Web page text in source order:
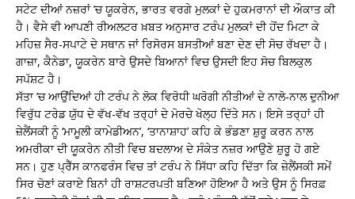
ਸਟੇਟ ਦੀਆਂ ਨਜ਼ਰਾਂ ’ਚ ਯੂਕਰੇਨ, ਭਾਰਤ ਵਰਗੇ ਮੁਲਕਾਂ ਦੇ ਹੁਕਮਰਾਨਾਂ ਦੀ ਔਕਾਤ ਕੀ
ਹੈ। ਵੈਸੇ ਵੀ ਆਪਣੀ ਰੀਅਲਟਰ ਖ਼ਬਤ ਅਨੁਸਾਰ ਟਰੰਪ ਮੁਲਕਾਂ ਦੀ ਹੋਂਦ ਮਿਟਾ ਕੇ
ਮਹਿਜ਼ ਸੈਰ-ਸਪਾਟੇ ਦੇ ਸਥਾਨ ਜਾਂ ਰਿਸੋਰਸ ਬਸਤੀਆਂ ਬਣਾ ਦੇਣ ਦੀ ਸੋਚ ਰੱਖਦਾ ਹੈ।
ਗਾਜ਼ਾ, ਕੈਨੇਡਾ, ਯੂਕਰੇਨ ਬਾਰੇ ਉਸਦੇ ਬਿਆਨਾਂ ਵਿਚ ਉਸਦੀ ਇਹ ਸੋਚ ਬਿਲਕੁਲ
ਸਪੱਸ਼ਟ ਹੈ।
ਸੱਤਾ ’ਚ ਆਉਂਦਿਆਂ ਹੀ ਟਰੰਪ ਨੇ ਲੋਕ ਵਿਰੋਧੀ ਘਰੋਗੀ ਨੀਤੀਆਂ ਦੇ ਨਾਲੋ-ਨਾਲ ਦੁਨੀਆ
ਵਿਰੁੱਧ ਟਰੇਡ ਯੁੱਧ ਦੇ ਵੱਖ-ਵੱਖ ਤਰ੍ਹਾਂ ਦੇ ਮੋਰਚੇ ਖੋਲ੍ਹ ਦਿੱਤੇ ਸਨ। ਇਸੇ ਤਰ੍ਹਾਂ ਹੀ
ਜ਼ੇਲੈਂਸਕੀ ਨੂੰ ‘ਮਾਮੂਲੀ ਕਾਮੇਡੀਅਨ’, ‘ਤਾਨਾਸ਼ਾਹ’ ਕਹਿ ਕੇ ਭੰਡਣਾ ਸ਼ੁਰੂ ਕਰਨ ਨਾਲ
ਅਮਰੀਕਾ ਦੀ ਯੂਕਰੇਨ ਨੀਤੀ ਵਿਚ ਬਦਲਾਅ ਦੇ ਸੰਕੇਤ ਨਜ਼ਰ ਆਉਣੇ ਸ਼ੁਰੂ ਹੋ ਗਏ
ਸਨ। ਹੁਣ ਪ੍ਰੈੱਸ ਕਾਨਫਰੰਸ ਵਿਚ ਤਾਂ ਟਰੰਪ ਨੇ ਸਿੱਧਾ ਕਹਿ ਦਿੱਤਾ ਕਿ ਜ਼ੇਲੈਂਸਕੀ ਸਮੇਂ
ਸਿਰ ਚੋਣਾਂ ਕਰਾਏ ਬਿਨਾਂ ਹੀ ਰਾਸ਼ਟਰਪਤੀ ਬਣਿਆ ਹੋਇਆ ਹੈ ਅਤੇ ਉਸ ਨੂੰ ਸਿਰਫ਼